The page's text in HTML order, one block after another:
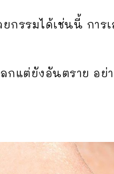
รรมได้เช่นนี้ การ
แต่ยังอันตราย อย่